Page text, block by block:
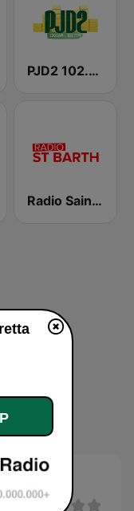
PJD2 102.7 FM The Voice of St.Maarten
Radio Saint-Barth